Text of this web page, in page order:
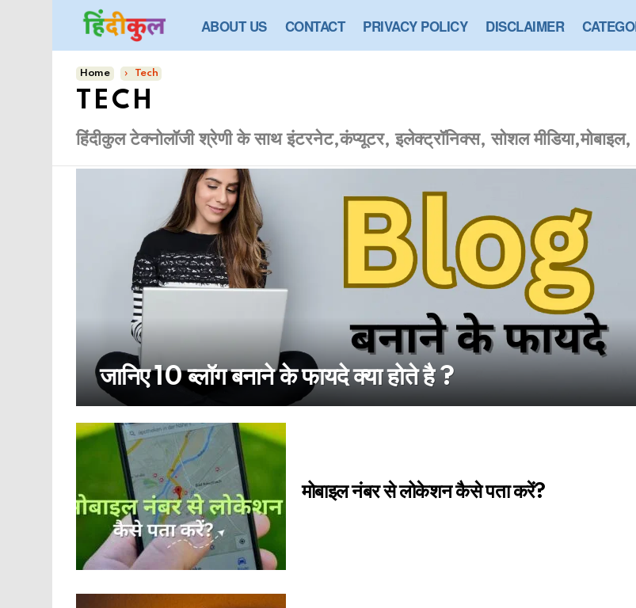
ABOUT US CONTACT PRIVACY POLICY DISCLAIMER
You are here:
Home Tech
TECH
हिंदीकुल टेक्नोलॉजी श्रेणी के साथ इंटरनेट,कंप्यूटर, इलेक्ट्रॉनिक्स, सोशल
आर्टिकल्स
जानिए 10 ब्लॉग बनाने के फायदे क्या होते है ?
आर्टिकल्स
नए
हैं:
मोबाइल नंबर से लोकेशन कैसे पता करें?